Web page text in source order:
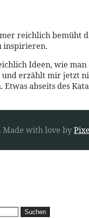
reichlich bemüht
inspirieren.
Ideen, wie man
und erzählt mir jetzt
abseits des
Made with love by